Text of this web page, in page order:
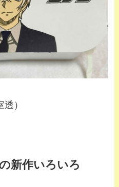
）
新作いろいろ